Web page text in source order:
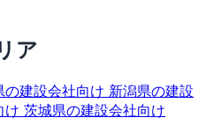
ア
の建設会社向け 新潟県の建設
け 茨城県の建設会社向け